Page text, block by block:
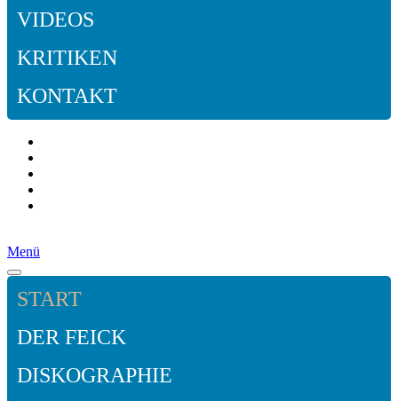
VIDEOS
KRITIKEN
KONTAKT
Menü
START
DER FEICK
DISKOGRAPHIE